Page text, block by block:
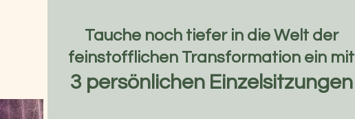
Tauche noch tiefer in die Welt der
feinstofflichen Transformation ein mit
3 persönlichen Einzelsitzungen